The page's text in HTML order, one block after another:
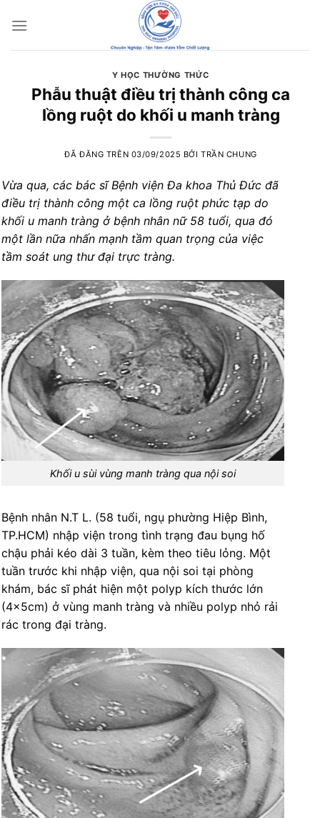
đến
Y HỌC THƯỜNG THỨC
Phẫu thuật điều trị thành công ca
lồng ruột do khối u manh tràng
ĐÃ ĐĂNG TRÊN 03/09/2025 BỞITRẦN CHUNG
Vừa qua, các bác sĩ Bệnh viện Đa khoa Thủ Đức đã
điều trị thành công một ca lồng ruột phức tạp do
khối u manh tràng ở bệnh nhân nữ 58 tuổi, qua đó
một lần nữa nhấn mạnh tầm quan trọng của việc
tầm soát ung thư đại trực tràng.
Khối u sùi vùng manh tràng qua nội soi
Bệnh nhân N.T L. (58 tuổi, ngụ phường Hiệp Bình,
TP.HCM) nhập viện trong tình trạng đau bụng hố
chậu phải kéo dài 3 tuần, kèm theo tiêu lỏng. Một
tuần trước khi nhập viện, qua nội soi tại phòng
khám, bác sĩ phát hiện một polyp kích thước lớn
(4x5cm) ở vùng manh tràng và nhiều polyp nhỏ rải
rác trong đại tràng.